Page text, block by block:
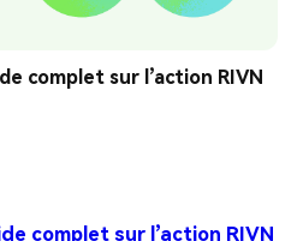
complet sur l’action RIVN
complet sur l’action RIVN